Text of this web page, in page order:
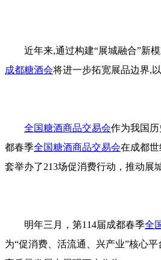
近年来,通过构建“展城融合”新
成都糖酒会将进一步拓宽展品边界,
全国糖酒商品交易会作为我国
都春季全国糖酒商品交易会在成都
套举办了213场促消费行动，推动展
明年三月，第114届成都春季全
为“促消费、活流通、兴产业”核心